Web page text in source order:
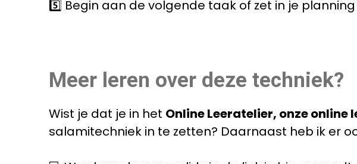
5️⃣ Begin aan de volgende taak of zet in je
Meer leren over deze techniek?
Wist je dat je in het Online Leeratelier, onze online
salamitechniek in te zetten? Daarnaast heb ik er